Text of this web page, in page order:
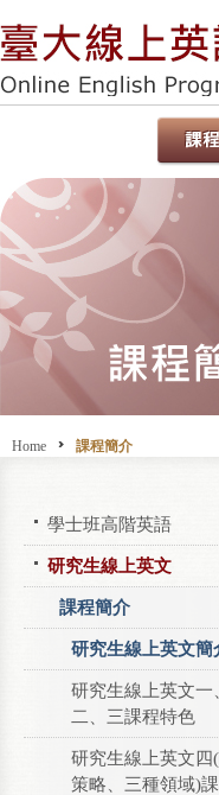
Home 課程簡介
學士班高階英語
研究生線上英文
課程簡介
研究生線上英文簡
研究生線上英文一
二、三課程特色
研究生線上英文四
策略、三種領域)